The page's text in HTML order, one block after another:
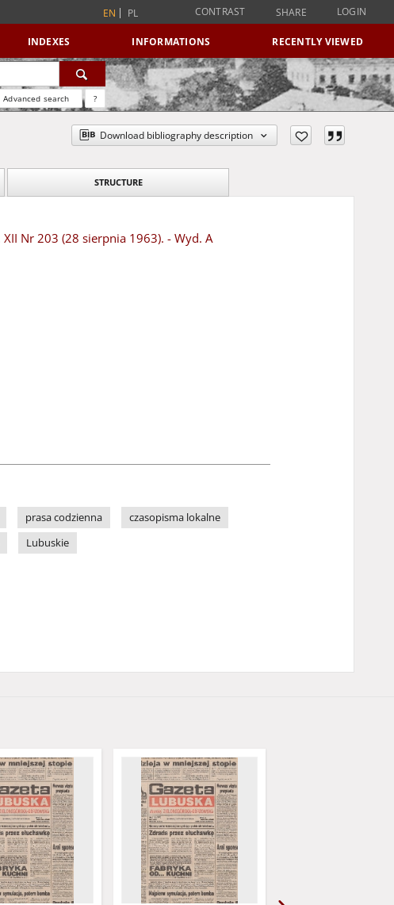
EN PL CONTRAST SHARE LOGIN
INDEXES INFORMATIONS RECENTLY VIEWED
Advanced search ?
Download bibliography description
STRUCTURE
Nr 203 (28 sierpnia 1963). - Wyd. A
prasa codzienna
czasopisma lokalne
Lubuskie